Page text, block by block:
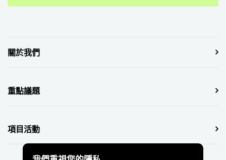
關於我們
重點議題
項目活動